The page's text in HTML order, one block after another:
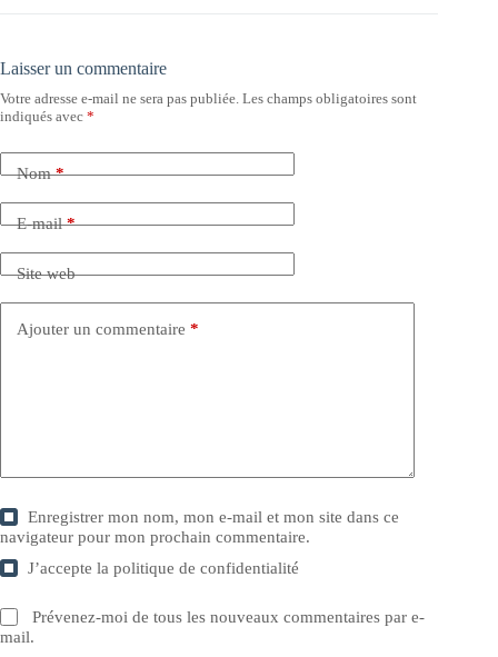
Laisser un commentaire
Votre adresse e-mail ne sera pas publiée. Les champs obligatoires sont
indiqués avec *
Nom*
E-mail*
Site web
Ajouter un commentaire *
Enregistrer mon nom, mon e-mail et mon site dans ce
navigateur pour mon prochain commentaire.
J’accepte lapolitique de confidentialité
Prévenez-moi de tous les nouveaux commentaires par e-
mail.